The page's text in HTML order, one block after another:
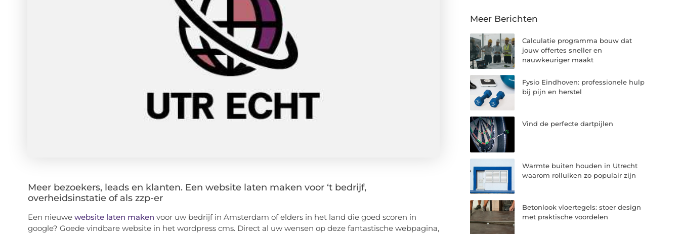
Meer bezoekers, leads en klanten. Een website laten maken voor ‘t bedrijf,
overheidsinstatie of als zzp-er
Een nieuwe website laten maken voor uw bedrijf in Amsterdam of elders in het land die goed scoren in
google? Goede vindbare website in het wordpress cms. Direct al uw wensen op deze fantastische webpagina,
Meer Berichten
Calculatie programma bouw dat
jouw offertes sneller en
nauwkeuriger maakt
Fysio Eindhoven: professionele hulp
bij pijn en herstel
Vind de perfecte dartpijlen
Warmte buiten houden in Utrecht
waarom rolluiken zo populair zijn
Betonlook vloertegels: stoer design
met praktische voordelen